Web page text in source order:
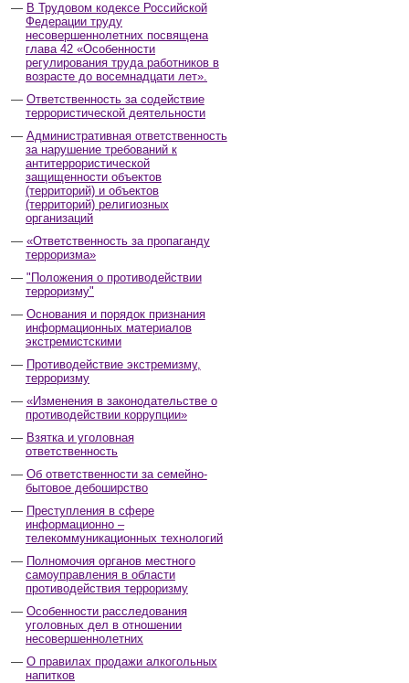
В Трудовом кодексе Российской
Федерации труду
несовершеннолетних посвящена
глава 42 «Особенности
регулирования труда работников в
возрасте до восемнадцати лет».
Ответственность за содействие
террористической деятельности
Административная ответственность
за нарушение требований к
антитеррористической
защищенности объектов
(территорий) и объектов
(территорий) религиозных
организаций
«Ответственность за пропаганду
терроризма»
"Положения о противодействии
терроризму"
Основания и порядок признания
информационных материалов
экстремистскими
Противодействие экстремизму,
терроризму
«Изменения в законодательстве о
противодействии коррупции»
Взятка и уголовная
ответственность
Об ответственности за семейно-
бытовое дебоширство
Преступления в сфере
информационно –
телекоммуникационных технологий
Полномочия органов местного
самоуправления в области
противодействия терроризму
Особенности расследования
уголовных дел в отношении
несовершеннолетних
О правилах продажи алкогольных
напитков